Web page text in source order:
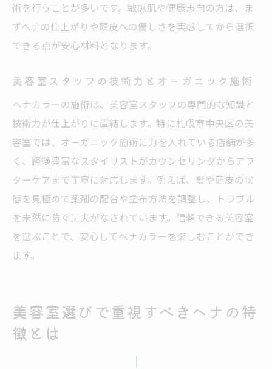
術を行うことが多いです。敏感肌や健康志向の方は、ま
ずヘナの仕上がりや頭皮への優しさを実感してから選択
できる点が安心材料となります。
美容室スタッフの技術力とオーガニック施術
ヘナカラーの施術は、美容室スタッフの専門的な知識と
技術力が仕上がりに直結します。特に札幌市中央区の美
容室では、オーガニック施術に力を入れている店舗が多
く、経験豊富なスタイリストがカウンセリングからアフ
ターケアまで丁寧に対応します。例えば、髪や頭皮の状
態を見極めて薬剤の配合や塗布方法を調整し、トラブル
を未然に防ぐ工夫がなされています。信頼できる美容室
を選ぶことで、安心してヘナカラーを楽しむことができ
ます。
美容室選びで重視すべきヘナの特
徴とは